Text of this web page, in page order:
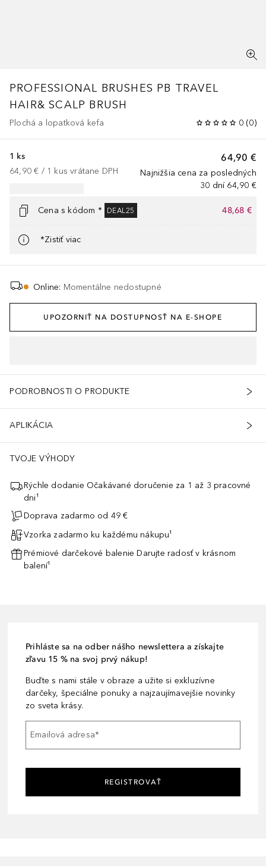
PROFESSIONAL BRUSHES PB TRAVEL
HAIR& SCALP BRUSH
Plochá a lopatková kefa 0 (0)
64,90 €
Najnižšia cena za posledných
30 dní 64,90 €
1 ks
64,90 € / 1 kus vrátane DPH
Cena s kódom * DEAL25 48,68 €
*Zistiť viac
Online: Momentálne nedostupné
UPOZORNIŤ NA DOSTUPNOSŤ NA E-SHOPE
PODROBNOSTI O PRODUKTE
APLIKÁCIA
TVOJE VÝHODY
Rýchle dodanie Očakávané doručenie za 1 až 3 pracovné
dni¹
Doprava zadarmo od 49 €
Vzorka zadarmo ku každému nákupu¹
Prémiové darčekové balenie Darujte radosť v krásnom
balení¹
Prihláste sa na odber nášho newslettera a získajte
zľavu 15 % na svoj prvý nákup!
Buďte s nami stále v obraze a užite si exkluzívne
darčeky, špeciálne ponuky a najzaujímavejšie novinky
zo sveta krásy.
Emailová adresa*
REGISTROVAŤ